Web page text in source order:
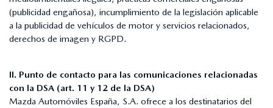
(publicidad engañosa), incumplimiento de la legislación aplicable
a la publicidad de vehículos de motor y servicios relacionados,
derechos de imagen y RGPD.
II. Punto de contacto para las comunicaciones relacionadas
con la DSA (art. 11 y 12 de la DSA)
Mazda Automóviles España, S.A. ofrece a los destinatarios del